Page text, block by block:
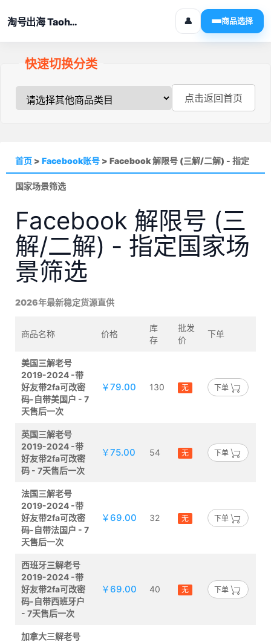
淘号出海 Taohaochuhai 👤 商品选择
快速切换分类
点击返回首页
首页 > Facebook账号 > Facebook 解限号 (三解/二解) - 指定
国家场景筛选
Facebook 解限号 (三
解/二解) - 指定国家场
景筛选
2026年最新稳定货源直供
商品名称 价格
库
存
批发
价
下单
美国三解老号
2019-2024 -带
好友带2fa可改密
码-自带美国户 - 7
天售后一次
￥79.00 130 无 下单
英国三解老号
2019-2024 -带
好友带2fa可改密
码 - 7天售后一次
￥75.00 54 无 下单
法国三解老号
2019-2024 -带
好友带2fa可改密
码-自带法国户 - 7
天售后一次
￥69.00 32 无 下单
西班牙三解老号
2019-2024 -带
好友带2fa可改密
码-自带西班牙户
- 7天售后一次
￥69.00 40 无 下单
加拿大三解老号